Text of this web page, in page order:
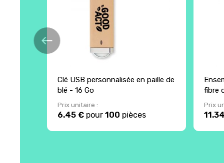
Clé USB personnalisée en paille de
blé - 16 Go
Prix unitaire :
6.45 € pour100 pièces
fibre
Prix